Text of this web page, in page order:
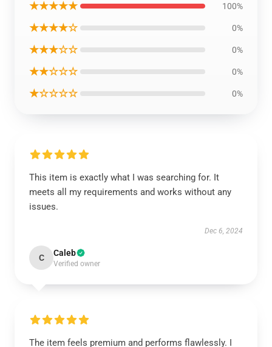
★★★★★ 100%
★★★★☆ 0%
★★★☆☆ 0%
★★☆☆☆ 0%
★☆☆☆☆ 0%
This item is exactly what I was searching for. It
meets all my requirements and works without any
issues.
Dec 6, 2024
C Caleb
Verified owner
The item feels premium and performs flawlessly. I